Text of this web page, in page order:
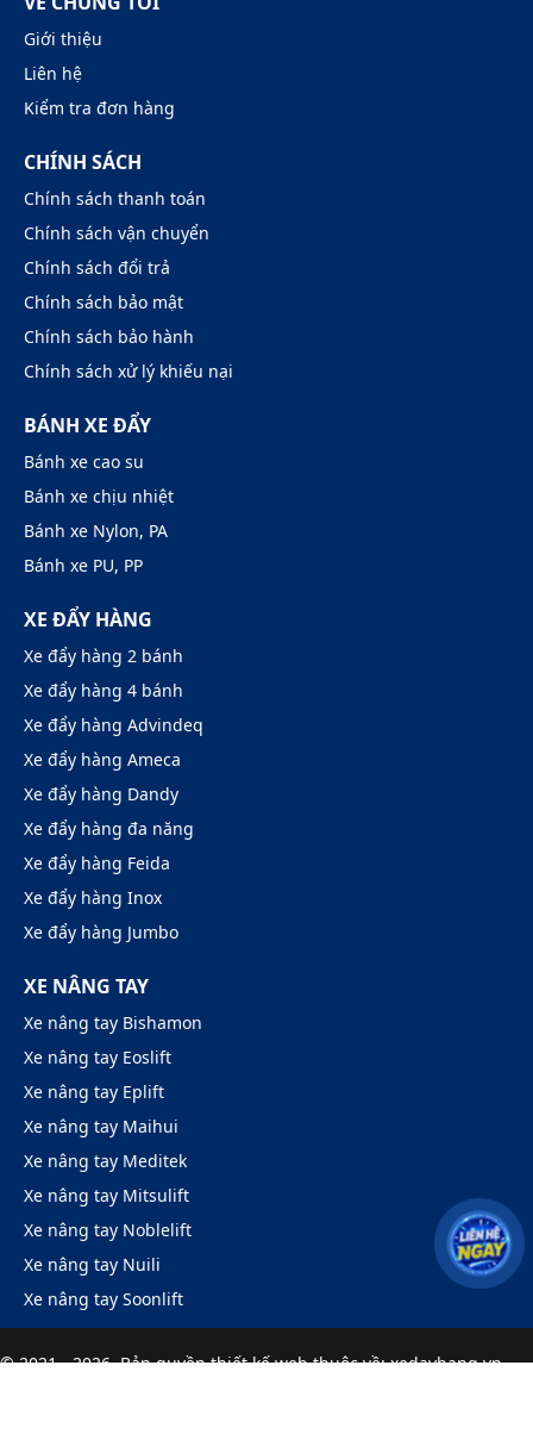
Giới thiệu
Liên hệ
Kiểm tra đơn hàng
CHÍNH SÁCH
Chính sách thanh toán
Chính sách vận chuyển
Chính sách đổi trả
Chính sách bảo mật
Chính sách bảo hành
Chính sách xử lý khiếu nại
BÁNH XE ĐẨY
Bánh xe cao su
Bánh xe chịu nhiệt
Bánh xe Nylon, PA
Bánh xe PU, PP
XE ĐẨY HÀNG
Xe đẩy hàng 2 bánh
Xe đẩy hàng 4 bánh
Xe đẩy hàng Advindeq
Xe đẩy hàng Ameca
Xe đẩy hàng Dandy
Xe đẩy hàng đa năng
Xe đẩy hàng Feida
Xe đẩy hàng Inox
Xe đẩy hàng Jumbo
XE NÂNG TAY
Xe nâng tay Bishamon
Xe nâng tay Eoslift
Xe nâng tay Eplift
Xe nâng tay Maihui
Xe nâng tay Meditek
Xe nâng tay Mitsulift
Xe nâng tay Noblelift
Xe nâng tay Nuili
Xe nâng tay Soonlift
© 2021 - 2026. Bản quyềnthiết kế webthuộc về: xedayhang.vn.